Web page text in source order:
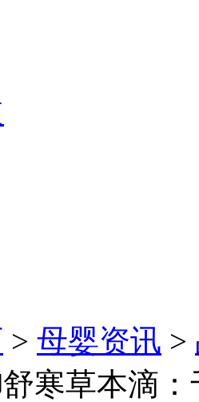
> 母婴资讯 >
寒草本滴